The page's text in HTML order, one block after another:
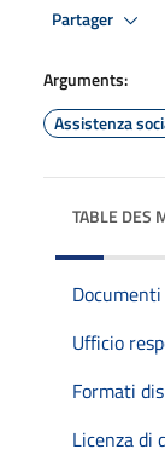
Partager
Arguments:
Assistenza
TABLE DES
Documenti
Ufficio
Formati
Licenza di